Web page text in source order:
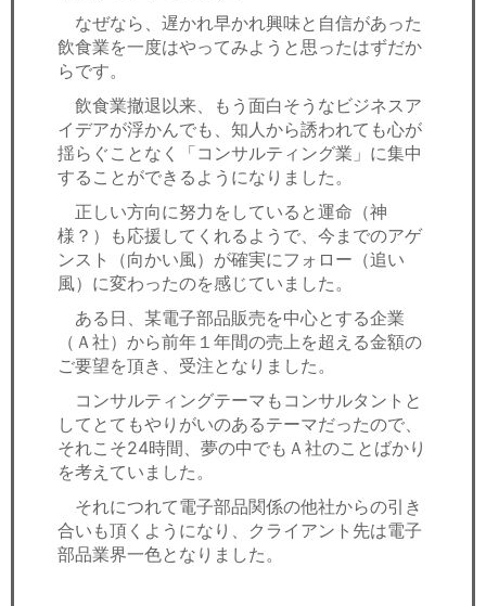
なぜなら、遅かれ早かれ興味と自信があった
飲食業を一度はやってみようと思ったはずだか
らです。
飲食業撤退以来、もう面白そうなビジネスア
イデアが浮かんでも、知人から誘われても心が
揺らぐことなく「コンサルティング業」に集中
することができるようになりました。
正しい方向に努力をしていると運命（神
様？）も応援してくれるようで、今までのアゲ
ンスト（向かい風）が確実にフォロー（追い
風）に変わったのを感じていました。
ある日、某電子部品販売を中心とする企業
（Ａ社）から前年１年間の売上を超える金額の
ご要望を頂き、受注となりました。
コンサルティングテーマもコンサルタントと
してとてもやりがいのあるテーマだったので、
それこそ24時間、夢の中でもＡ社のことばかり
を考えていました。
それにつれて電子部品関係の他社からの引き
合いも頂くようになり、クライアント先は電子
部品業界一色となりました。